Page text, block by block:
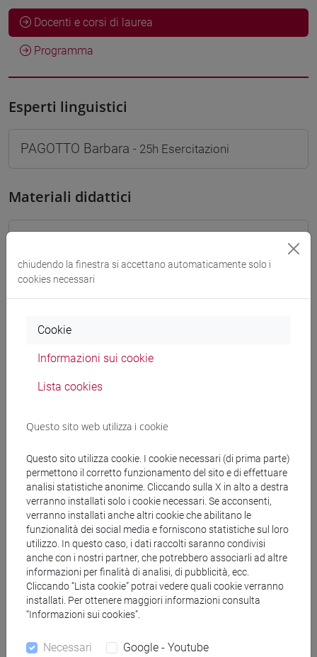
Docenti e corsi di laurea
Programma
Esperti linguistici
PAGOTTO Barbara - 25h Esercitazioni
Materiali didattici
Corsi di studio e percorsi
[LT5] MEDIAZIONE LINGUISTICA E
percorso comune
LINGUA E TRADUZIONE INGLESE 1
ESERCITAZIONI DI LINGUA E TRADUZIONE
INGLESE 1 MOD. 1
ESERCITAZIONI DI LINGUA E
TRADUZIONE INGLESE 1 MOD. 1
Cognomi A-L
ESERCITAZIONI DI LINGUA E
TRADUZIONE INGLESE 1 MOD. 1
Cognomi M-Z
ESERCITAZIONI DI LINGUA E TRADUZIONE
ESERCITAZIONI DI LINGUA E
chiudendo la finestra si accettano automaticamente solo i
cookies necessari
Cookie
Informazioni sui cookie
Lista cookies
Questo sito web utilizza i cookie
Questo sito utilizza cookie. I cookie necessari (di prima parte)
permettono il corretto funzionamento del sito e di effettuare
analisi statistiche anonime. Cliccando sulla X in alto a destra
verranno installati solo i cookie necessari. Se acconsenti,
verranno installati anche altri cookie che abilitano le
funzionalità dei social media e forniscono statistiche sul loro
utilizzo. In questo caso, i dati raccolti saranno condivisi
anche con i nostri partner, che potrebbero associarli ad altre
informazioni per finalità di analisi, di pubblicità, ecc.
Cliccando “Lista cookie” potrai vedere quali cookie verranno
installati. Per ottenere maggiori informazioni consulta
“Informazioni sui cookies”.
Necessari Google - Youtube